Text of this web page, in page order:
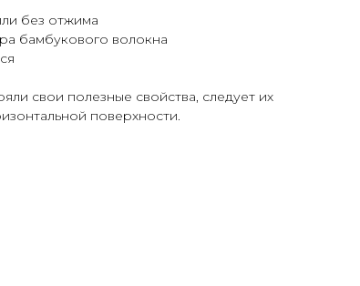
без отжима
бамбукового волокна
свои полезные свойства, следует их
поверхности.